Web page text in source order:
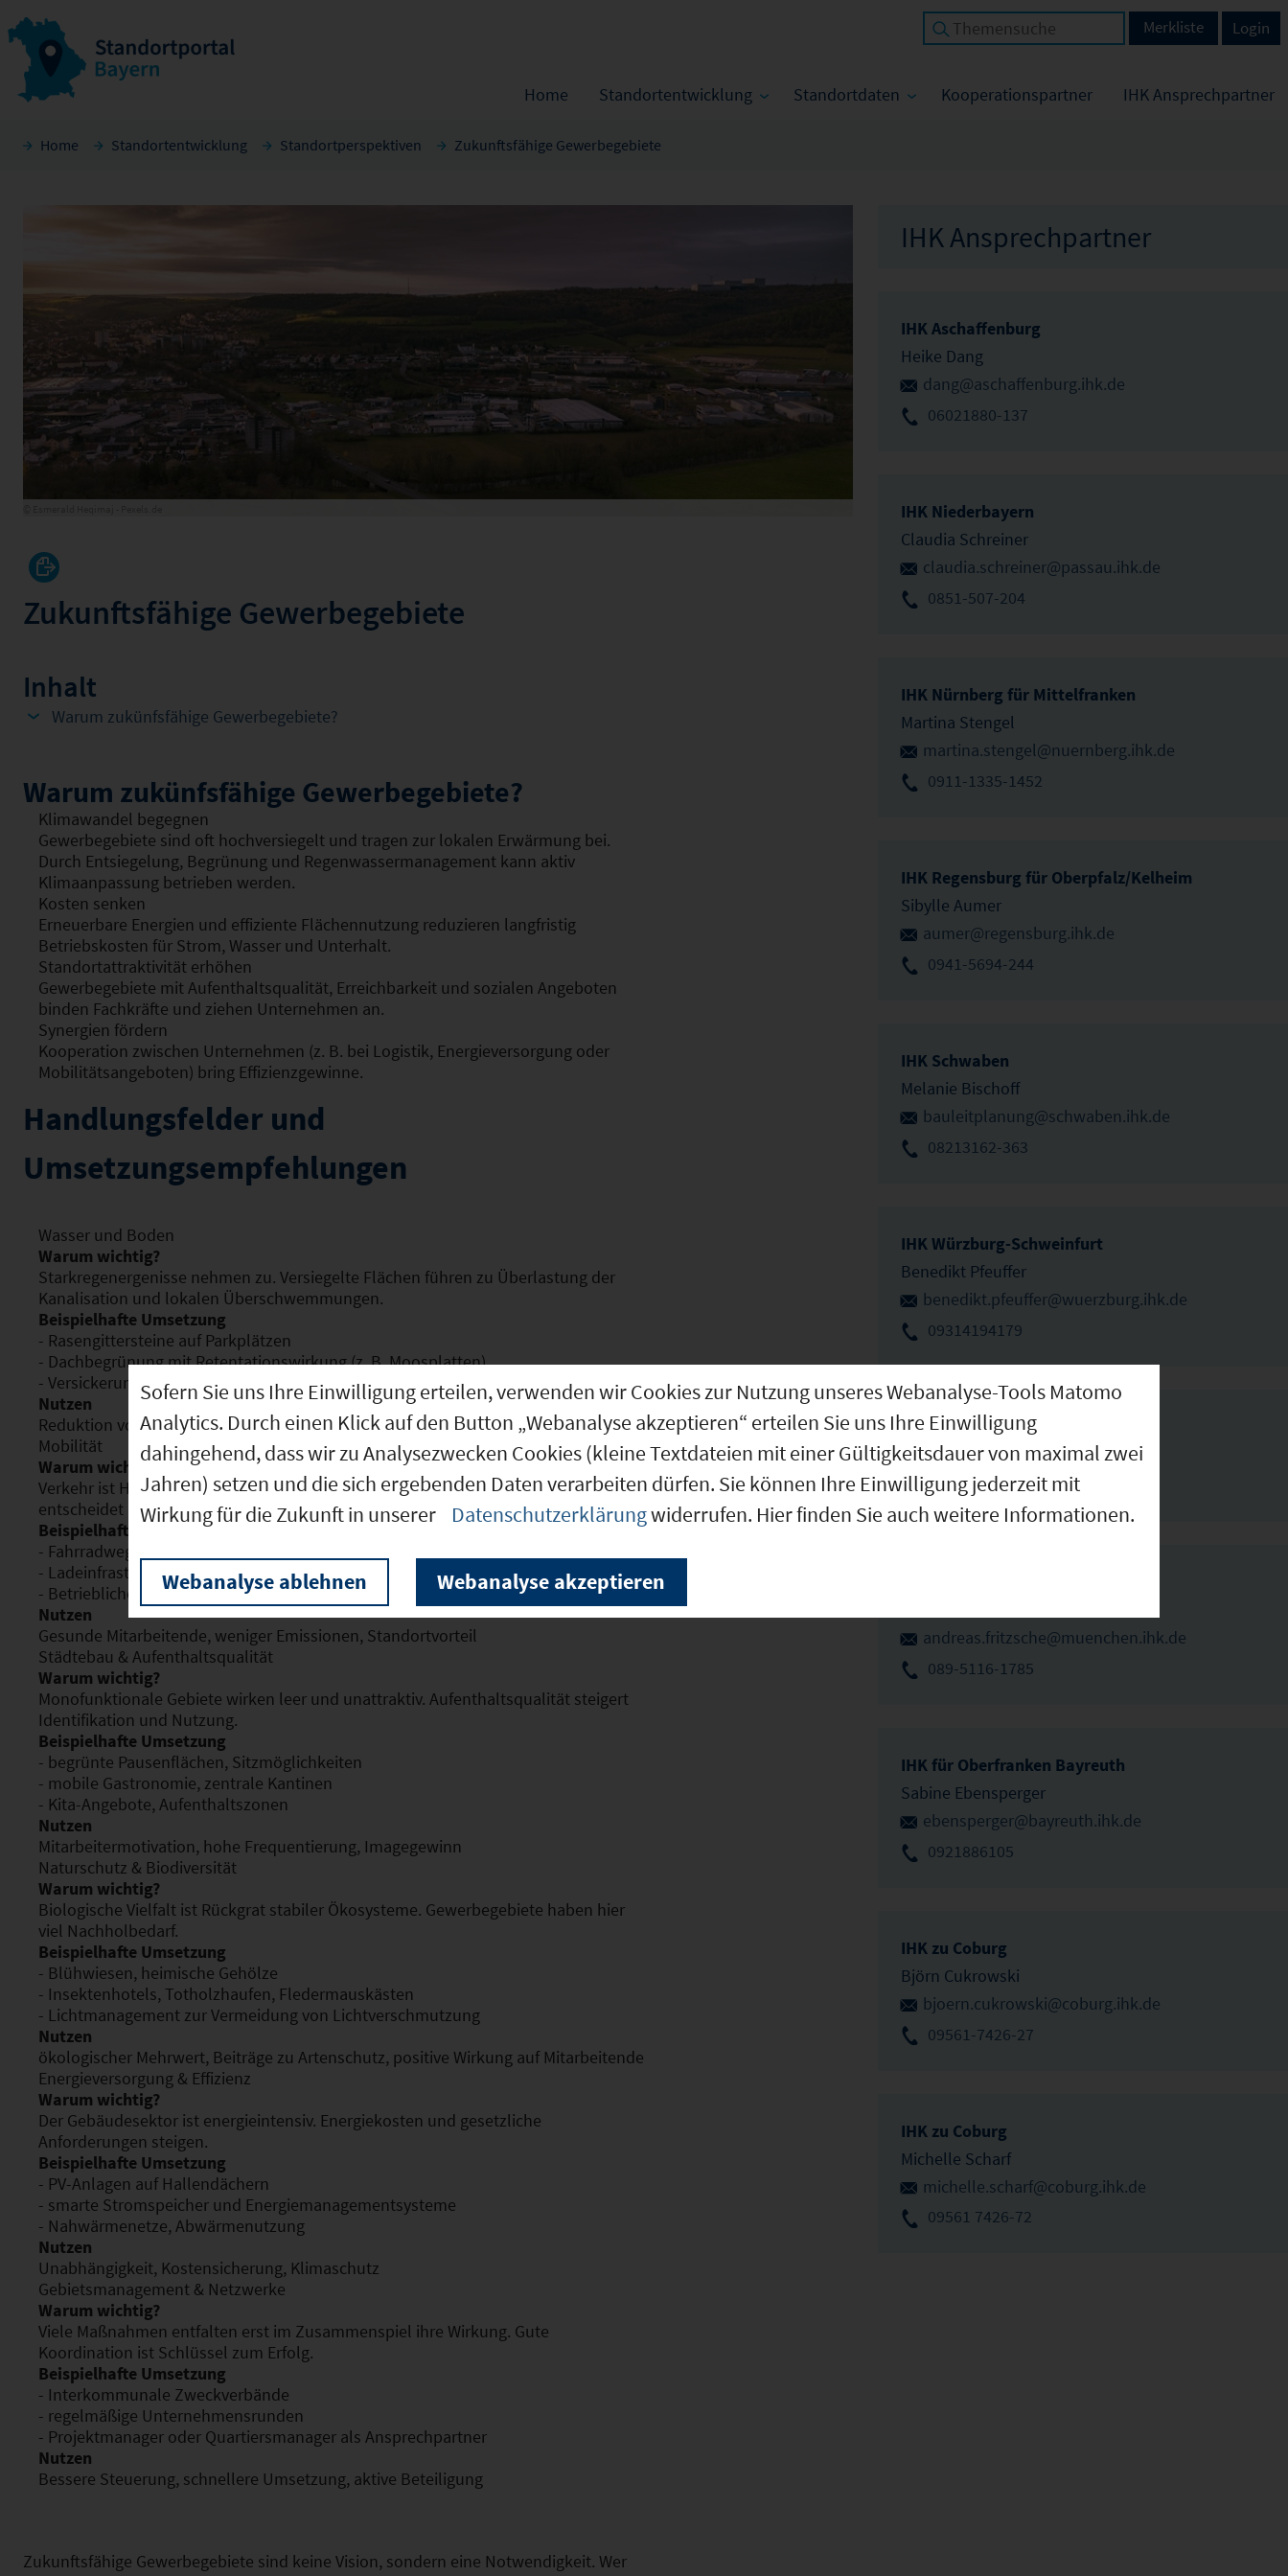
Home Standortentwicklung Standortdaten Kooperationspartner IHK Ansprechpartner
Login
Merkliste
Home Standortentwicklung Standortperspektiven Zukunftsfähige Gewerbegebiete
Zukunftsfähige Gewerbegebiete
Inhalt
Warum zukünfsfähige Gewerbegebiete?
Warum zukünfsfähige Gewerbegebiete?
Klimawandel begegnen
Gewerbegebiete sind oft hochversiegelt und tragen zur lokalen Erwärmung bei.
Durch Entsiegelung, Begrünung und Regenwassermanagement kann aktiv
Klimaanpassung betrieben werden.
Kosten senken
Erneuerbare Energien und effiziente Flächennutzung reduzieren langfristig
Betriebskosten für Strom, Wasser und Unterhalt.
Standortattraktivität erhöhen
Gewerbegebiete mit Aufenthaltsqualität, Erreichbarkeit und sozialen Angeboten
binden Fachkräfte und ziehen Unternehmen an.
Synergien fördern
Kooperation zwischen Unternehmen (z. B. bei Logistik, Energieversorgung oder
Mobilitätsangeboten) bring Effizienzgewinne.
Handlungsfelder und
Umsetzungsempfehlungen
Wasser und Boden
Warum wichtig?
Starkregenergenisse nehmen zu. Versiegelte Flächen führen zu Überlastung der
Kanalisation und lokalen Überschwemmungen.
Beispielhafte Umsetzung
- Rasengittersteine auf Parkplätzen
- Dachbegrünung mit Retentationswirkung (z. B. Moosplatten)
- Versickerungsmulden und Fließpfadkarten
Nutzen
Reduktion von Flutschäden, Kühlung des Mikroklimas, ökologische Aufwertung
Mobilität
Warum wichtig?
Verkehr ist Hauptverursacher von CO2 im Gewerbebereich. Gute Erreichbarkeit
entscheidet über Fachkräftebindung.
Beispielhafte Umsetzung
- Fahrradwege, sichere Querungen, Radabstellanlagen
- Ladeinfrastruktur für E-Autos und Pedelecs
- Betriebliches und gebietsbezogenes Mobilitätsmanagement
Nutzen
Gesunde Mitarbeitende, weniger Emissionen, Standortvorteil
Städtebau & Aufenthaltsqualität
Warum wichtig?
Monofunktionale Gebiete wirken leer und unattraktiv. Aufenthaltsqualität steigert
Identifikation und Nutzung.
Beispielhafte Umsetzung
- begrünte Pausenflächen, Sitzmöglichkeiten
- mobile Gastronomie, zentrale Kantinen
- Kita-Angebote, Aufenthaltszonen
Nutzen
Mitarbeitermotivation, hohe Frequentierung, Imagegewinn
Naturschutz & Biodiversität
Warum wichtig?
Biologische Vielfalt ist Rückgrat stabiler Ökosysteme. Gewerbegebiete haben hier
viel Nachholbedarf.
Beispielhafte Umsetzung
- Blühwiesen, heimische Gehölze
- Insektenhotels, Totholzhaufen, Fledermauskästen
- Lichtmanagement zur Vermeidung von Lichtverschmutzung
Nutzen
ökologischer Mehrwert, Beiträge zu Artenschutz, positive Wirkung auf Mitarbeitende
Energieversorgung & Effizienz
Warum wichtig?
Der Gebäudesektor ist energieintensiv. Energiekosten und gesetzliche
Anforderungen steigen.
Beispielhafte Umsetzung
- PV-Anlagen auf Hallendächern
- smarte Stromspeicher und Energiemanagementsysteme
- Nahwärmenetze, Abwärmenutzung
Nutzen
Unabhängigkeit, Kostensicherung, Klimaschutz
Gebietsmanagement & Netzwerke
Warum wichtig?
Viele Maßnahmen entfalten erst im Zusammenspiel ihre Wirkung. Gute
Koordination ist Schlüssel zum Erfolg.
Beispielhafte Umsetzung
- Interkommunale Zweckverbände
- regelmäßige Unternehmensrunden
- Projektmanager oder Quartiersmanager als Ansprechpartner
Nutzen
Bessere Steuerung, schnellere Umsetzung, aktive Beteiligung
Zukunftsfähige Gewerbegebiete sind keine Vision, sondern eine Notwendigkeit. Wer
IHK Ansprechpartner
IHK Aschaffenburg
Heike Dang
dang@aschaffenburg.ihk.de
06021880-137
IHK Niederbayern
Claudia Schreiner
claudia.schreiner@passau.ihk.de
0851-507-204
IHK Nürnberg für Mittelfranken
Martina Stengel
martina.stengel@nuernberg.ihk.de
0911-1335-1452
IHK Regensburg für Oberpfalz/Kelheim
Sibylle Aumer
aumer@regensburg.ihk.de
0941-5694-244
IHK Schwaben
Melanie Bischoff
bauleitplanung@schwaben.ihk.de
08213162-363
IHK Würzburg-Schweinfurt
Benedikt Pfeuffer
benedikt.pfeuffer@wuerzburg.ihk.de
09314194179
IHK Würzburg-Schweinfurt
Elka Ivanova
elka.ivanova@wuerzburg.ihk.de
andreas.fritzsche@muenchen.ihk.de
089-5116-1785
IHK für Oberfranken Bayreuth
Sabine Ebensperger
ebensperger@bayreuth.ihk.de
0921886105
IHK zu Coburg
Björn Cukrowski
bjoern.cukrowski@coburg.ihk.de
09561-7426-27
IHK zu Coburg
Michelle Scharf
michelle.scharf@coburg.ihk.de
09561 7426-72
Sofern Sie uns Ihre Einwilligung erteilen, verwenden wir Cookies zur Nutzung unseres Webanalyse-Tools Matomo
Analytics. Durch einen Klick auf den Button „Webanalyse akzeptieren“ erteilen Sie uns Ihre Einwilligung
dahingehend, dass wir zu Analysezwecken Cookies (kleine Textdateien mit einer Gültigkeitsdauer von maximal zwei
Jahren) setzen und die sich ergebenden Daten verarbeiten dürfen. Sie können Ihre Einwilligung jederzeit mit
Wirkung für die Zukunft in unserer
Datenschutzerklärungwiderrufen. Hier finden Sie auch weitere Informationen.
Webanalyse ablehnen Webanalyse akzeptieren